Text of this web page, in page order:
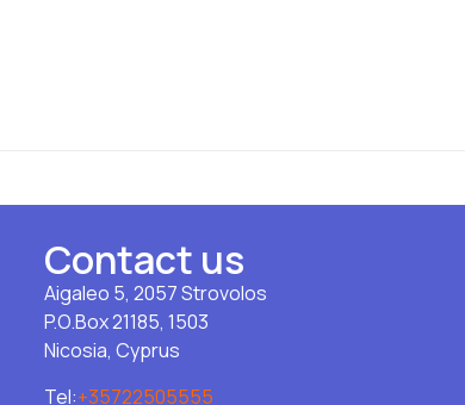
Contact us
Aigaleo 5, 2057 Strovolos
P.O.Box 21185, 1503
Nicosia, Cyprus
Tel:+35722505555